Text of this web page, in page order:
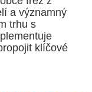
a významný
trhu s
klíčové